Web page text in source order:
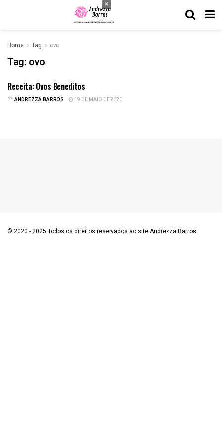
Home Tag ovo
Tag: ovo
GASTRONOMIA
Receita: Ovos Beneditos
BYANDREZZA BARROS 19 DE MAIO DE 2020
© 2020 - 2025 Todos os direitos reservados ao site Andrezza Barros
×